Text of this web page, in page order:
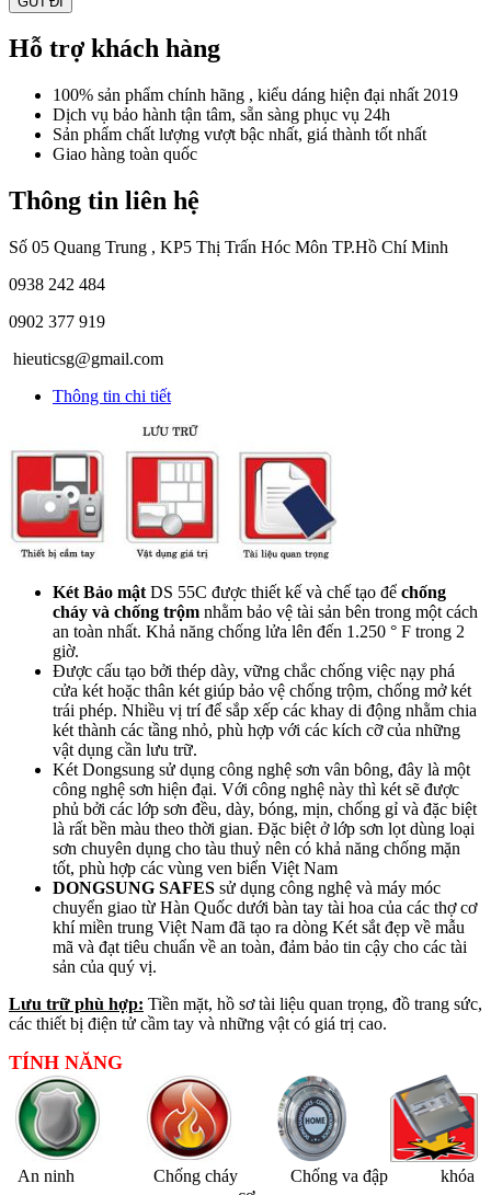
Hỗ trợ khách hàng
100% sản phẩm chính hãng , kiểu dáng hiện đại nhất 2019
Dịch vụ bảo hành tận tâm, sẵn sàng phục vụ 24h
Sản phẩm chất lượng vượt bậc nhất, giá thành tốt nhất
Giao hàng toàn quốc
Thông tin liên hệ
Số 05 Quang Trung , KP5 Thị Trấn Hóc Môn TP.Hồ Chí Minh
0938 242 484
0902 377 919
hieuticsg@gmail.com
Thông tin chi tiết
Két Bảo mật DS 55C được thiết kế và chế tạo để chống
cháy và chống trộm nhằm bảo vệ tài sản bên trong một cách
an toàn nhất. Khả năng chống lửa lên đến 1.250 ° F trong 2
giờ.
Được cấu tạo bởi thép dày, vững chắc chống việc nạy phá
cửa két hoặc thân két giúp bảo vệ chống trộm, chống mở két
trái phép. Nhiều vị trí để sắp xếp các khay di động nhằm chia
két thành các tầng nhỏ, phù hợp với các kích cỡ của những
vật dụng cần lưu trữ.
Két Dongsung sử dụng công nghệ sơn vân bông, đây là một
công nghệ sơn hiện đại. Với công nghệ này thì két sẽ được
phủ bởi các lớp sơn đều, dày, bóng, mịn, chống gỉ và đặc biệt
là rất bền màu theo thời gian. Đặc biệt ở lớp sơn lọt dùng loại
sơn chuyên dụng cho tàu thuỷ nên có khả năng chống mặn
tốt, phù hợp các vùng ven biển Việt Nam
DONGSUNG SAFES sử dụng công nghệ và máy móc
chuyển giao từ Hàn Quốc dưới bàn tay tài hoa của các thợ cơ
khí miền trung Việt Nam đã tạo ra dòng Két sắt đẹp về mẫu
mã và đạt tiêu chuẩn về an toàn, đảm bảo tin cậy cho các tài
sản của quý vị.
Lưu trữ phù hợp: Tiền mặt, hồ sơ tài liệu quan trọng, đồ trang sức,
các thiết bị điện tử cầm tay và những vật có giá trị cao.
TÍNH NĂNG
An ninh Chống cháy Chống va đập khóa